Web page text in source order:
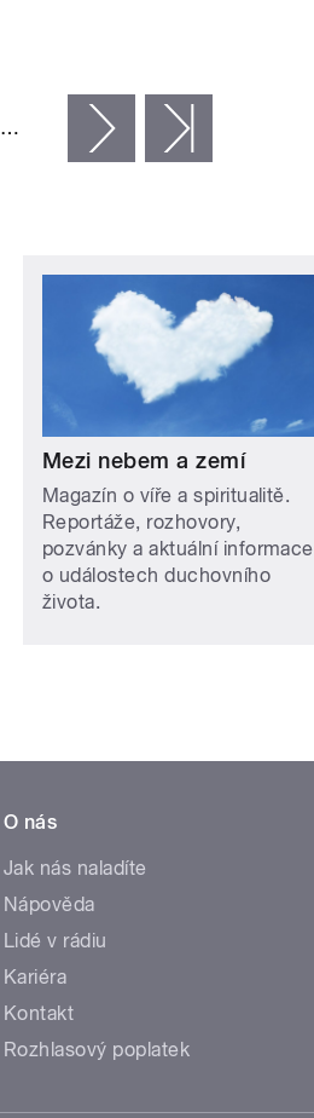
… následující ›
Mezi nebem a zemí
Magazín o víře a spiritualitě.
Reportáže, rozhovory,
pozvánky a aktuální informace
o událostech duchovního
života.
O nás
Jak nás naladíte
Nápověda
Lidé v rádiu
Kariéra
Kontakt
Rozhlasový poplatek